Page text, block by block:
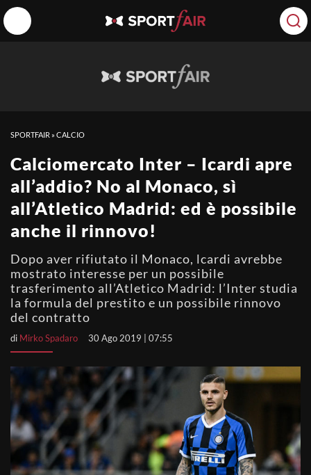
SPORTFAIR »CALCIO
Calciomercato Inter – Icardi apre
all’addio? No al Monaco, sì
all’Atletico Madrid: ed è possibile
anche il rinnovo!
Dopo aver rifiutato il Monaco, lcardi avrebbe
mostrato interesse per un possibile
trasferimento all’Atletico Madrid: l’Inter studia
la formula del prestito e un possibile rinnovo
del contratto
di Mirko Spadaro 30 Ago 2019 | 07:55